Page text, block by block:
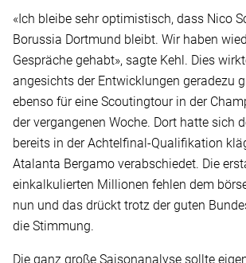
«Ich bleibe sehr optimistisch, dass Nico
Borussia Dortmund bleibt. Wir haben
Gespräche gehabt», sagte Kehl. Dies
angesichts der Entwicklungen geradezu
ebenso für eine Scoutingtour in der
der vergangenen Woche. Dort hatte sich
bereits in der Achtelfinal-Qualifikation
Atalanta Bergamo verabschiedet. Die
einkalkulierten Millionen fehlen dem
nun und das drückt trotz der guten
die Stimmung.
Die ganz große Saisonanalyse sollte